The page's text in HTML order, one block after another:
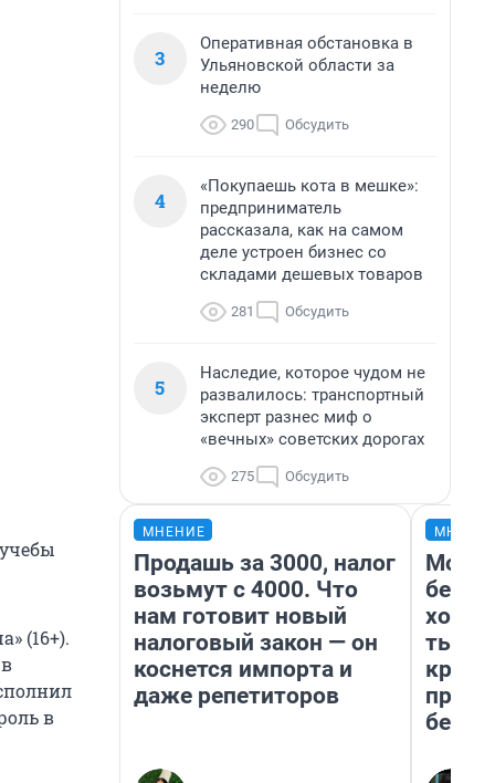
(16+).
в
3
Оперативная обстановка в
Ульяновской области за
неделю
290 Обсудить
4
«Покупаешь кота в мешке»:
предприниматель
рассказала, как на самом
деле устроен бизнес со
складами дешевых товаров
281 Обсудить
5
Наследие, которое чудом не
развалилось: транспортный
эксперт разнес миф о
«вечных» советских дорогах
275 Обсудить
МНЕНИЕ
Продашь за 3000, налог
возьмут с 4000. Что
нам готовит новый
налоговый закон — он
коснется импорта и
даже репетиторов
Мой